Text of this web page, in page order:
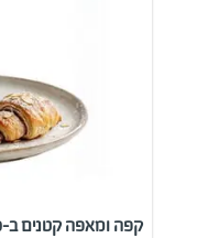
קפה ומאפה קטנים ב-10 ₪ במקום 15 ₪